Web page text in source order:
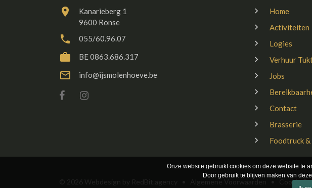
Onze website gebruikt cookies om deze website te
Door gebruik te blijven maken van
Kanarieberg 1
9600 Ronse
055/60.96.07
BE 0863.686.317
info@ijsmolenhoeve.be
Home
Activiteiten
Logies
Verhuur
Jobs
Contact
Brasserie
Foodtruck
© 2026 Webdesign by RedBit.agency • Algemene Voorwaarden • Cookie